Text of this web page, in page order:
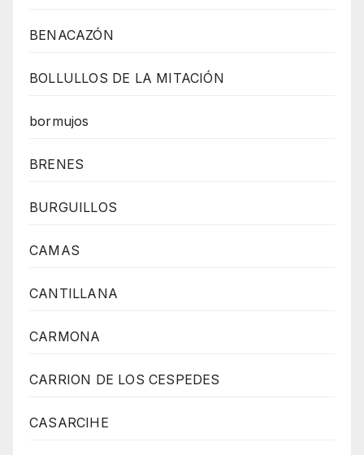
BENACAZÓN
BOLLULLOS DE LA MITACIÓN
bormujos
BRENES
BURGUILLOS
CAMAS
CANTILLANA
CARMONA
CARRION DE LOS CESPEDES
CASARCIHE